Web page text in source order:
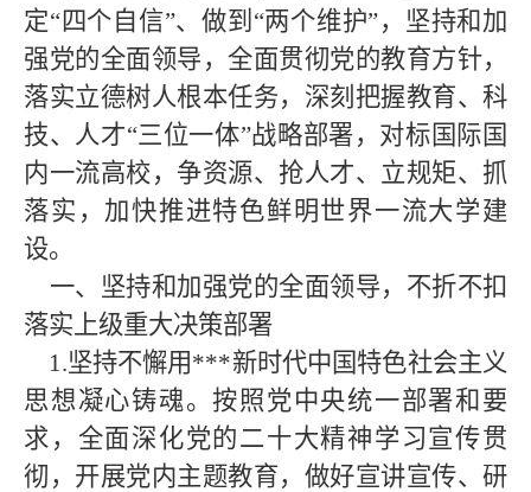
定“四个自信”、做到“两个维护”，坚持和加
强党的全面领导，全面贯彻党的教育方针，
落实立德树人根本任务，深刻把握教育、科
技、人才“三位一体”战略部署，对标国际国
内一流高校，争资源、抢人才、立规矩、抓
落实，加快推进特色鲜明世界一流大学建
设。
一、坚持和加强党的全面领导，不折不扣
落实上级重大决策部署
1.坚持不懈用***新时代中国特色社会主义
思想凝心铸魂。按照党中央统一部署和要
求，全面深化党的二十大精神学习宣传贯
彻，开展党内主题教育，做好宣讲宣传、研